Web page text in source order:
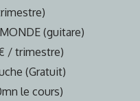
(guitare)
(90€ / trimestre)
(Gratuit)
/ 30mn le cours)